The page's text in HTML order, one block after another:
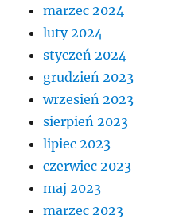
marzec 2024
luty 2024
styczeń 2024
grudzień 2023
wrzesień 2023
sierpień 2023
lipiec 2023
czerwiec 2023
maj 2023
marzec 2023